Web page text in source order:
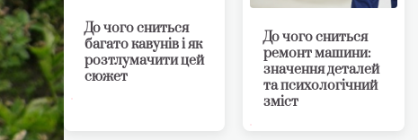
До чого сниться
багато кавунів і як
розтлумачити цей
сюжет
До чого сниться
ремонт машини:
значення деталей
та психологічний
зміст